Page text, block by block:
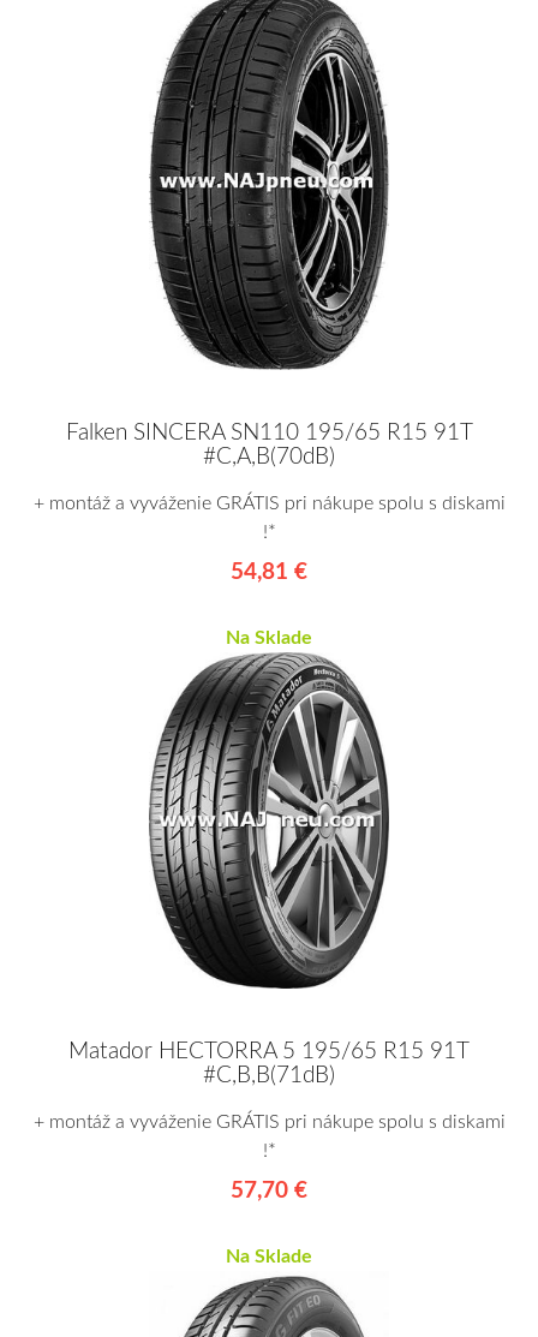
Falken SINCERA SN110 195/65 R15 91T
#C,A,B(70dB)
+ montáž a vyváženie GRÁTIS pri nákupe spolu s diskami
!*
54,81 €
Na Sklade
Matador HECTORRA 5 195/65 R15 91T
#C,B,B(71dB)
+ montáž a vyváženie GRÁTIS pri nákupe spolu s diskami
!*
57,70 €
Na Sklade